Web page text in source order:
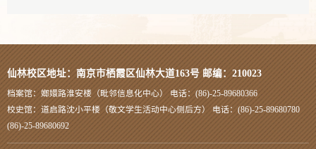
仙林校区地址：南京市栖霞区仙林大道163号 邮编：210023
档案馆：嫏嬛路淮安楼（毗邻信息化中心） 电话：(86)-25-89680366
校史馆：道启路沈小平楼（敬文学生活动中心侧后方） 电话：(86)-25-89680780
(86)-25-89680692